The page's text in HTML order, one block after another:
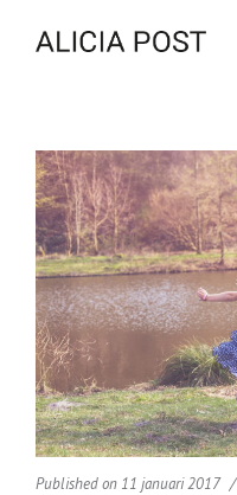
Published on 11 januari 2017